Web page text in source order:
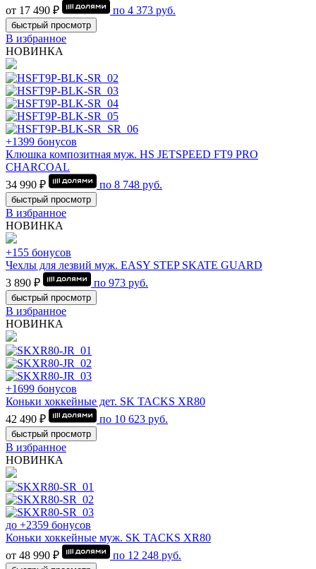
от 17 490 ₽
по 4 373 руб.
быстрый просмотр
В избранное
НОВИНКА
+1399 бонусов
Клюшка композитная муж. HS JETSPEED FT9 PRO
CHARCOAL
34 990 ₽
по 8 748 руб.
быстрый просмотр
В избранное
НОВИНКА
+155 бонусов
Чехлы для лезвий муж. EASY STEP SKATE GUARD
3 890 ₽
по 973 руб.
быстрый просмотр
В избранное
НОВИНКА
+1699 бонусов
Коньки хоккейные дет. SK TACKS XR80
42 490 ₽
по 10 623 руб.
быстрый просмотр
В избранное
НОВИНКА
до +2359 бонусов
Коньки хоккейные муж. SK TACKS XR80
от 48 990 ₽
по 12 248 руб.